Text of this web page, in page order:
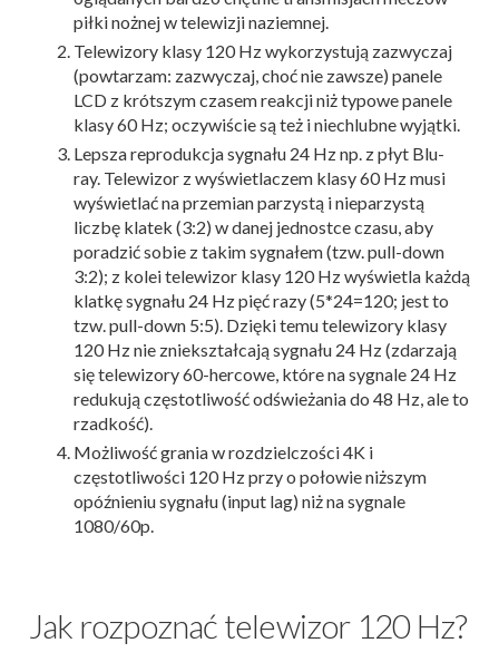
piłki nożnej w telewizji naziemnej.
Telewizory klasy 120 Hz wykorzystują zazwyczaj
(powtarzam: zazwyczaj, choć nie zawsze) panele
LCD z krótszym czasem reakcji niż typowe panele
klasy 60 Hz; oczywiście są też i niechlubne wyjątki.
Lepsza reprodukcja sygnału 24 Hz np. z płyt Blu-
ray. Telewizor z wyświetlaczem klasy 60 Hz musi
wyświetlać na przemian parzystą i nieparzystą
liczbę klatek (3:2) w danej jednostce czasu, aby
poradzić sobie z takim sygnałem (tzw. pull-down
3:2); z kolei telewizor klasy 120 Hz wyświetla każdą
klatkę sygnału 24 Hz pięć razy (5*24=120; jest to
tzw. pull-down 5:5). Dzięki temu telewizory klasy
120 Hz nie zniekształcają sygnału 24 Hz (zdarzają
się telewizory 60-hercowe, które na sygnale 24 Hz
redukują częstotliwość odświeżania do 48 Hz, ale to
rzadkość).
Możliwość grania w rozdzielczości 4K i
częstotliwości 120 Hz przy o połowie niższym
opóźnieniu sygnału (input lag) niż na sygnale
1080/60p.
Jak rozpoznać telewizor 120 Hz?